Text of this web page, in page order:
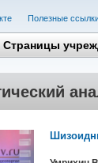
Полезные
Страницы